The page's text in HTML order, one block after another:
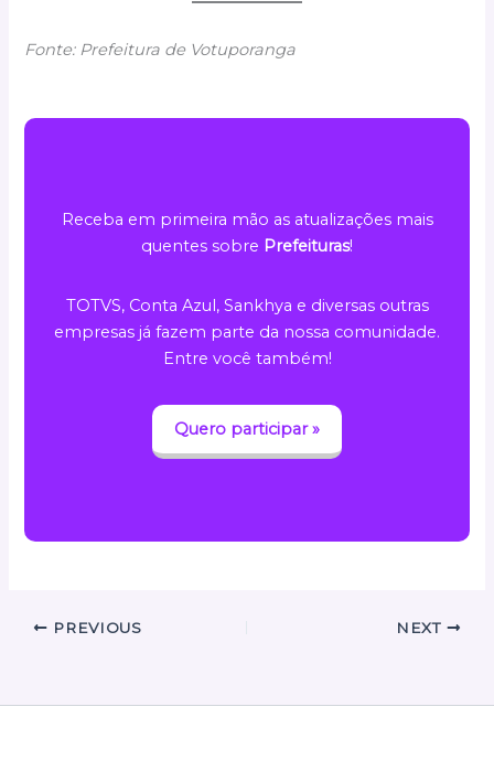
Fonte: Prefeitura de Votuporanga
Receba em primeira mão as atualizações mais
quentes sobre Prefeituras!
TOTVS, Conta Azul, Sankhya e diversas outras
empresas já fazem parte da nossa comunidade.
Entre você também!
Quero participar »
PREVIOUS NEXT